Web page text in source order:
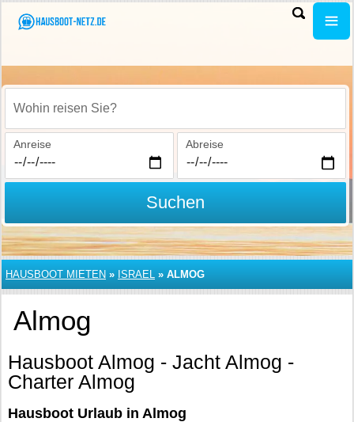
Wohin reisen Sie?
Anreise Abreise
Suchen
HAUSBOOT MIETEN » ISRAEL » ALMOG
Almog
Hausboot Almog - Jacht Almog -
Charter Almog
Hausboot Urlaub in Almog